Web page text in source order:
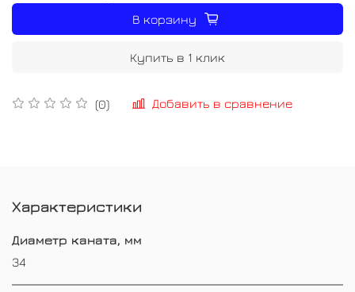
(0) Добавить в сравнение
В корзину
Купить в 1 клик
Характеристики
Диаметр каната, мм
34